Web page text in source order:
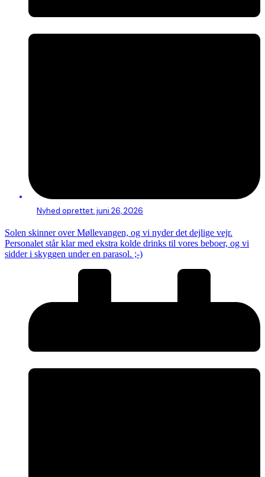
Nyhed oprettet: juni 26, 2026
Solen skinner over Møllevangen, og vi nyder det dejlige vejr.
Personalet står klar med ekstra kolde drinks til vores beboer, og vi
sidder i skyggen under en parasol. ;-)